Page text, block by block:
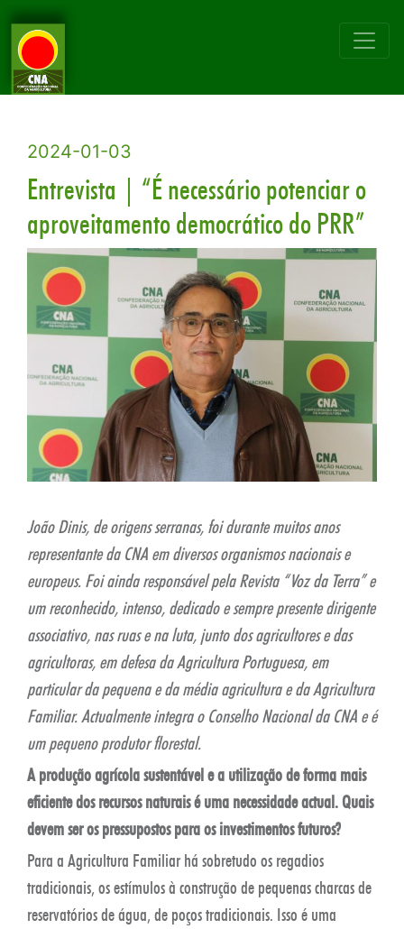
2024-01-03
Entrevista | “É necessário potenciar o
aproveitamento democrático do PRR”
João Dinis, de origens serranas, foi durante muitos anos
representante da CNA em diversos organismos nacionais e
europeus. Foi ainda responsável pela Revista “Voz da Terra” e
um reconhecido, intenso, dedicado e sempre presente dirigente
associativo, nas ruas e na luta, junto dos agricultores e das
agricultoras, em defesa da Agricultura Portuguesa, em
particular da pequena e da média agricultura e da Agricultura
Familiar. Actualmente integra o Conselho Nacional da CNA e é
um pequeno produtor florestal.
A produção agrícola sustentável e a utilização de forma mais
eficiente dos recursos naturais é uma necessidade actual. Quais
devem ser os pressupostos para os investimentos futuros?
Para a Agricultura Familiar há sobretudo os regadios
tradicionais, os estímulos à construção de pequenas charcas de
reservatórios de água, de poços tradicionais. Isso é uma